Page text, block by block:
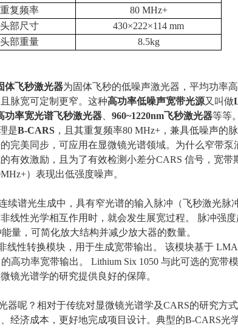
重复频率
80 MHz+
头部尺寸
430×222×114 mm
头部重量
8.5kg
体飞秒激光器为固体飞秒的低噪声激光器，平均功率
脉宽可定制更窄。这种高功率低噪声宽带光源又叫做
功率宽光谱飞秒激光器 960~1220nm飞秒激光器等等。
是B-CARS ，且其重复频率80 MHz+ ，兼具低噪声的
完美同步，可应用在显微镜光谱领域。为什么窄带泵
有效激励，且为了有效检测小差分CARS 信号，宽带
）表现出低强度噪声。
续谱光生成中，具有窄光谱的输入脉冲（飞秒激光脉
线性光学相互作用时，就会发生展宽过程。 脉冲强
量，可简化放大结构并减少放大器的数量。
线性转换模块，用于生成宽带输出。 该模块基于
的高功率宽带输出。 Lithium Six 1050 与此可选的宽带
镜光谱学的研究提供良好的保障。
器呢？相对于传统对显微镜光谱学及CARS的研究方
经济成本，更好地完成项目设计。典型的B-CARS光